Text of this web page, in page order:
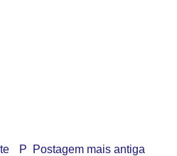
Postagem mais antiga
P